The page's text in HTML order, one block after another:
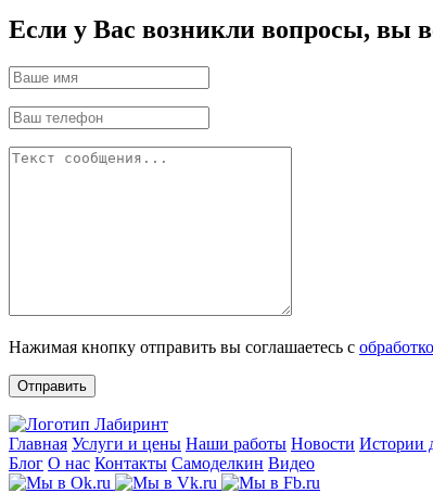
Если у Вас возникли вопросы, вы
Нажимая кнопку отправить вы соглашаетесь с
Отправить
Главная Услуги и цены Наши работы Новости Истории
Блог О нас Контакты Самоделкин Видео